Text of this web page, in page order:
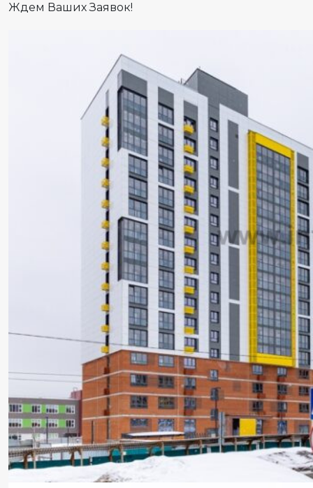
Ждем Ваших Заявок!